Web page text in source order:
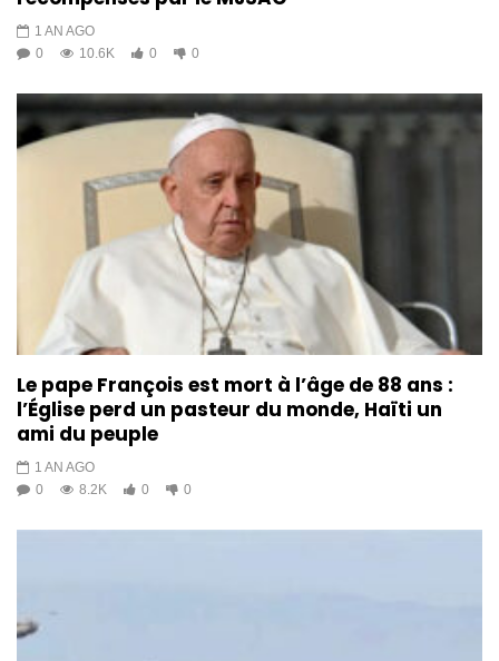
1 AN AGO
0
10.6K 0 0
Le pape François est mort à l’âge de 88 ans :
l’Église perd un pasteur du monde, Haïti un
ami du peuple
1 AN AGO
0
8.2K 0 0